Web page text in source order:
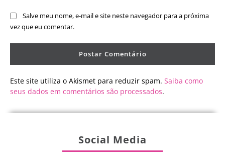
Salve meu nome, e-mail e site neste navegador para a próxima
vez que eu comentar.
Este site utiliza o Akismet para reduzir spam. Saiba como
seus dados em comentários são processados.
Social Media